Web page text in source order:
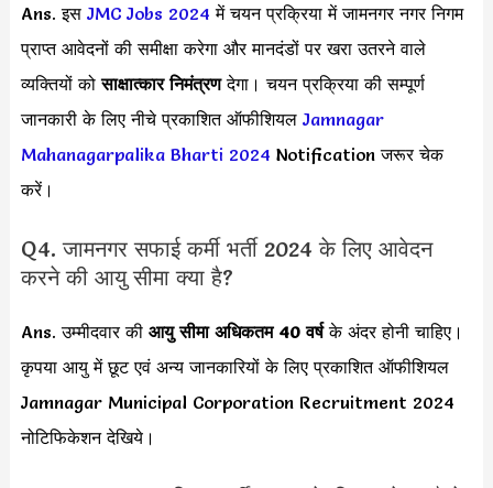
Ans. इस JMC Jobs 2024में चयन प्रक्रिया में जामनगर नगर निगम
प्राप्त आवेदनों की समीक्षा करेगा और मानदंडों पर खरा उतरने वाले
व्यक्तियों कोसाक्षात्कार निमंत्रणदेगा। चयन प्रक्रिया की सम्पूर्ण
जानकारी के लिए नीचे प्रकाशित ऑफीशियल Jamnagar
Mahanagarpalika Bharti 2024 Notification जरूर चेक
करें।
Q4. जामनगर सफाई कर्मी भर्ती 2024 के लिए आवेदन
करने की आयु सीमा क्या है?
Ans. उम्मीदवार की आयु सीमा अधिकतम 40 वर्षके अंदर होनी चाहिए।
कृपया आयु में छूट एवं अन्य जानकारियों के लिए प्रकाशित ऑफीशियल
Jamnagar Municipal Corporation Recruitment 2024
नोटिफिकेशन देखिये।